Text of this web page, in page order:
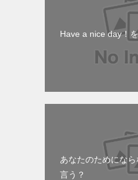
Have a nice day！
あなたのためにな
言う？